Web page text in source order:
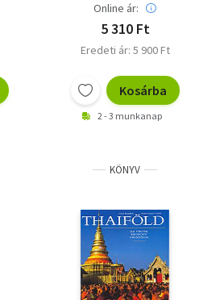
Online ár:
5 310 Ft
Eredeti ár: 5 900 Ft
Kosárba
2 - 3 munkanap
KÖNYV